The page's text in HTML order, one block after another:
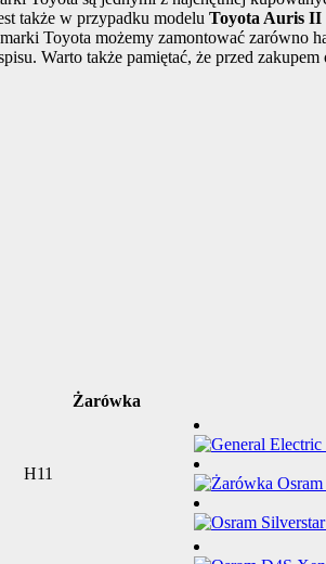
także w przypadku modelu Toyota Auris II
Toyota możemy zamontować
Warto także pamiętać, że przed
Żarówka
H11